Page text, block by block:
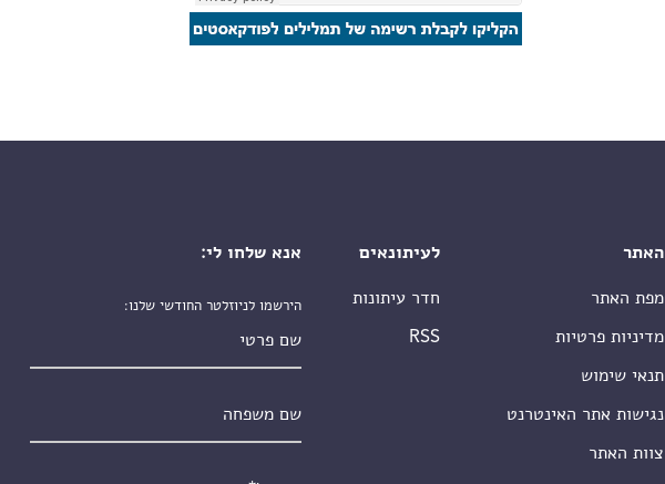
האתר
מפת האתר
מדיניות פרטיות
תנאי שימוש
נגישות אתר האינטרנט
צוות האתר
לעיתונאים
חדר עיתונות
RSS
אנא שלחו לי:
הירשמו לניוזלטר החודשי שלנו: